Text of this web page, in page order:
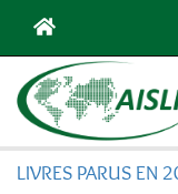
LIVRES PARUS EN